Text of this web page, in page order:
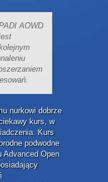
AOWD
nurkowi dobrze
kurs, w
Kurs
podwodne
Advanced Open